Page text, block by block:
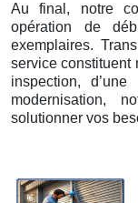
Au final, notre
opération de
exemplaires.
service constituent
inspection,
modernisation,
solutionner vos